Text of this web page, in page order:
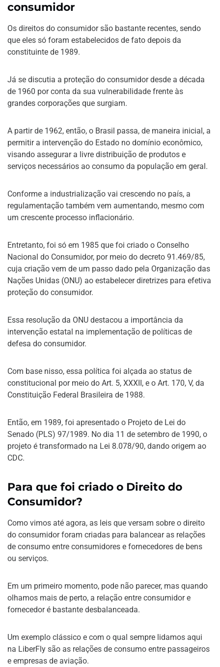
consumidor
Os direitos do consumidor são bastante recentes, sendo
que eles só foram estabelecidos de fato depois da
constituinte de 1989.
Já se discutia a proteção do consumidor desde a década
de 1960 por conta da sua vulnerabilidade frente às
grandes corporações que surgiam.
A partir de 1962, então, o Brasil passa, de maneira inicial, a
permitir a intervenção do Estado no domínio econômico,
visando assegurar a livre distribuição de produtos e
serviços necessários ao consumo da população em geral.
Conforme a industrialização vai crescendo no país, a
regulamentação também vem aumentando, mesmo com
um crescente processo inflacionário.
Entretanto, foi só em 1985 que foi criado o Conselho
Nacional do Consumidor, por meio do decreto 91.469/85,
cuja criação vem de um passo dado pela Organização das
Nações Unidas (ONU) ao estabelecer diretrizes para efetiva
proteção do consumidor.
Essa resolução da ONU destacou a importância da
intervenção estatal na implementação de políticas de
defesa do consumidor.
Com base nisso, essa política foi alçada ao status de
constitucional por meio do Art. 5, XXXII, e o Art. 170, V, da
Constituição Federal Brasileira de 1988.
Então, em 1989, foi apresentado o Projeto de Lei do
Senado (PLS) 97/1989. No dia 11 de setembro de 1990, o
projeto é transformado na Lei 8.078/90, dando origem ao
CDC.
Para que foi criado o Direito do
Consumidor?
Como vimos até agora, as leis que versam sobre o direito
do consumidor foram criadas para balancear as relações
de consumo entre consumidores e fornecedores de bens
ou serviços.
Em um primeiro momento, pode não parecer, mas quando
olhamos mais de perto, a relação entre consumidor e
fornecedor é bastante desbalanceada.
Um exemplo clássico e com o qual sempre lidamos aqui
na LiberFly são as relações de consumo entre passageiros
e empresas de aviação.